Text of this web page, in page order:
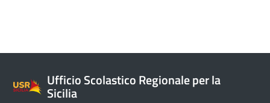
Ufficio Scolastico Regionale per la
Sicilia